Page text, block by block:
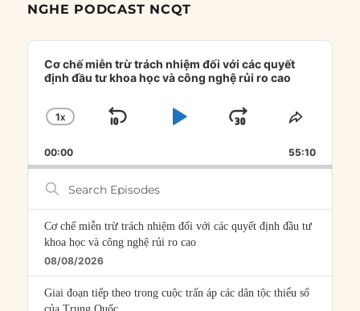
NGHE PODCAST NCQT
Audio
Player
Cơ chế miễn trừ trách nhiệm đối với các quyết
định đầu tư khoa học và công nghệ rủi ro cao
CHANGE
RATE
1X
SKIP
PLAYJUMP
FORWARD
SHARE
00:00 55:10
Search
Episodes
Cơ chế miễn trừ trách nhiệm đối với các quyết định đầu tư
khoa học và công nghệ rủi ro cao
08/08/2026
Giai đoạn tiếp theo trong cuộc trấn áp các dân tộc thiểu số